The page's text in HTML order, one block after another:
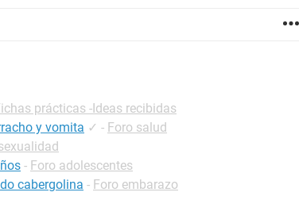
prácticas -Ideas recibidas
y vomita ✓ - Foro salud
- Foro adolescentes
cabergolina - Foro embarazo